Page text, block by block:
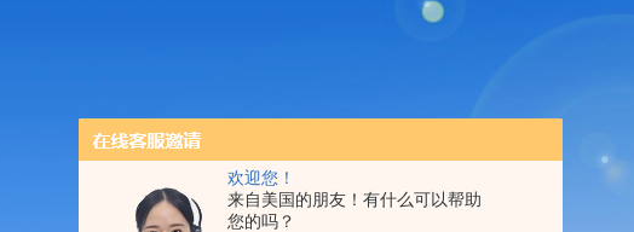
欢迎您！
来自美国的朋友！有什么可以帮助
您的吗？